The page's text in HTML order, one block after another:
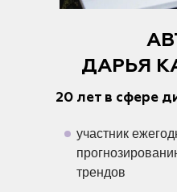
ДАРЬЯ
20 лет в сфере
участник
трендов